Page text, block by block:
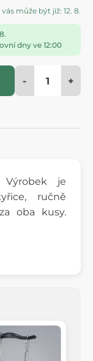
vás může být již: 12. 8.
dny ve 12:00
- +
je
ručně
oba kusy.